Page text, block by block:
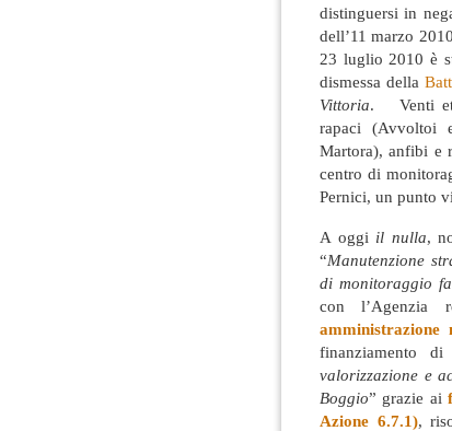
distinguersi in
dell’11 marzo
23 luglio 2010 è
dismessa della
Vittoria. Venti
rapaci (Avvoltoi
Martora), anfibi e
centro di
Pernici, un punto
A oggi il nulla,
“Manutenzione
di monitoraggio
con l’Agenzia
finanziamento
valorizzazione e
Boggio” grazie ai
Azione 6.7.1),